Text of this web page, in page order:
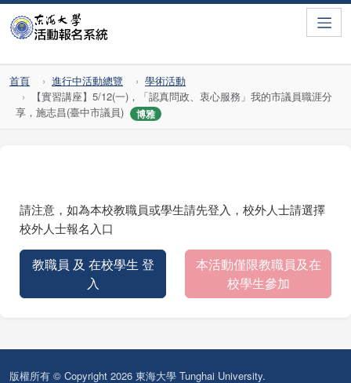
首頁 進行中活動總覽
學術活動
【實習講座】5/12(一)，「認真問政、衷心服務」我的市議員職涯分
享，施志昌(臺中市議員)
博雅
請注意，如為本校教職員或學生請先登入，校外人士請選擇
校外人士報名入口
教職員 及 在校學生 登
入
本活動僅限教職員及在
校學生參加
版權所有 © Copyright 2026 東海大學 Tunghai University.